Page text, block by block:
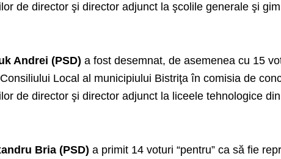
de director şi director adjunct la şcolile generale şi
Andrei (PSD) a fost desemnat, de asemenea cu 15
Local al municipiului Bistriţa în comisia de
de director şi director adjunct la liceele tehnologice din
Bria (PSD) a primit 14 voturi “pentru” ca să fie